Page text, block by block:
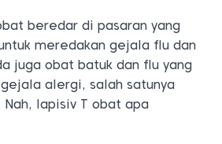
beredar di pasaran yang
meredakan gejala flu dan
juga obat batuk dan flu yang
alergi, salah satunya
lapisiv T obat apa